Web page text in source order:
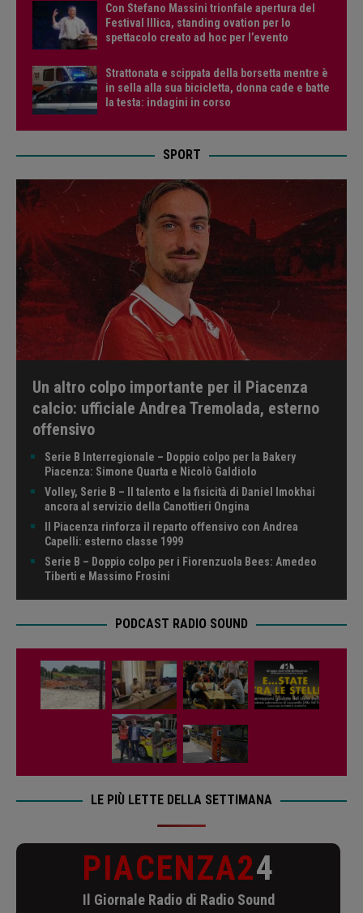
Con Stefano Massini trionfale apertura del
Festival Illica, standing ovation per lo
spettacolo creato ad hoc per l’evento
Strattonata e scippata della borsetta mentre è
in sella alla sua bicicletta, donna cade e batte
la testa: indagini in corso
SPORT
Un altro colpo importante per il Piacenza
calcio: ufficiale Andrea Tremolada, esterno
offensivo
Serie B Interregionale – Doppio colpo per la Bakery
Piacenza: Simone Quarta e Nicolò Galdiolo
Volley, Serie B – Il talento e la fisicità di Daniel Imokhai
ancora al servizio della Canottieri Ongina
Il Piacenza rinforza il reparto offensivo con Andrea
Capelli: esterno classe 1999
Serie B – Doppio colpo per i Fiorenzuola Bees: Amedeo
Tiberti e Massimo Frosini
PODCAST RADIO SOUND
LE PIÙ LETTE DELLA SETTIMANA
PIACENZA24
Il Giornale Radio di Radio Sound